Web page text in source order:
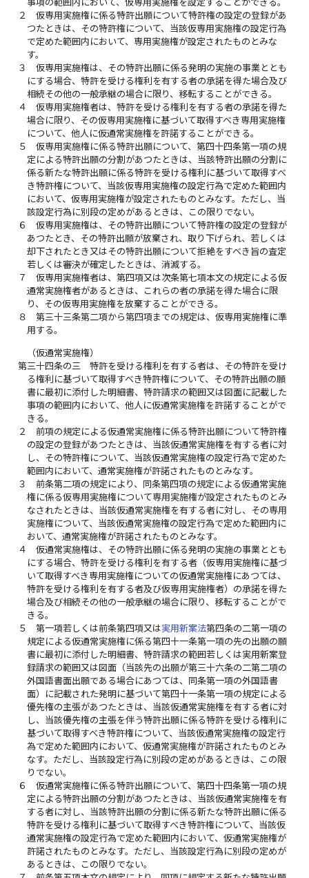
事項の範囲内において、仮専用実施権を設定することができる。
２
仮専用実施権に係る特許出願について特許権の設定の登録があ
つたときは、その特許権について、当該仮専用実施権の設定行為
で定めた範囲内において、専用実施権が設定されたものとみな
す。
３
仮専用実施権は、その特許出願に係る発明の実施の事業ととも
にする場合、特許を受ける権利を有する者の承諾を得た場合及び
相続その他の一般承継の場合に限り、移転することができる。
４
仮専用実施権者は、特許を受ける権利を有する者の承諾を得た
場合に限り、その仮専用実施権に基づいて取得すべき専用実施権
について、他人に仮通常実施権を許諾することができる。
５
仮専用実施権に係る特許出願について、第四十四条第一項の規
定による特許出願の分割があつたときは、当該特許出願の分割に
係る新たな特許出願に係る特許を受ける権利に基づいて取得すべ
き特許権について、当該仮専用実施権の設定行為で定めた範囲内
において、仮専用実施権が設定されたものとみなす。ただし、当
該設定行為に別段の定めがあるときは、この限りでない。
６
仮専用実施権は、その特許出願について特許権の設定の登録が
あつたとき、その特許出願が放棄され、取り下げられ、若しくは
却下されたとき又はその特許出願について拒絶をすべき旨の査定
若しくは審決が確定したときは、消滅する。
７
仮専用実施権者は、第四項又は次条第七項本文の規定による仮
通常実施権者があるときは、これらの者の承諾を得た場合に限
り、その仮専用実施権を放棄することができる。
８
第三十三条第二項から第四項までの規定は、仮専用実施権に準
用する。
（仮通常実施権）
第三十四条の三
特許を受ける権利を有する者は、その特許を受け
る権利に基づいて取得すべき特許権について、その特許出願の願
書に最初に添付した明細書、特許請求の範囲又は図面に記載した
事項の範囲内において、他人に仮通常実施権を許諾することがで
きる。
２
前項の規定による仮通常実施権に係る特許出願について特許権
の設定の登録があつたときは、当該仮通常実施権を有する者に対
し、その特許権について、当該仮通常実施権の設定行為で定めた
範囲内において、通常実施権が許諾されたものとみなす。
３
前条第二項の規定により、同条第四項の規定による仮通常実施
権に係る仮専用実施権について専用実施権が設定されたものとみ
なされたときは、当該仮通常実施権を有する者に対し、その専用
実施権について、当該仮通常実施権の設定行為で定めた範囲内に
おいて、通常実施権が許諾されたものとみなす。
４
仮通常実施権は、その特許出願に係る発明の実施の事業ととも
にする場合、特許を受ける権利を有する者（仮専用実施権に基づ
いて取得すべき専用実施権についての仮通常実施権にあつては、
特許を受ける権利を有する者及び仮専用実施権者）の承諾を得た
場合及び相続その他の一般承継の場合に限り、移転することがで
きる。
５
第一項若しくは前条第四項又は実用新案法第四条の二第一項の
規定による仮通常実施権に係る第四十一条第一項の先の出願の願
書に最初に添付した明細書、特許請求の範囲若しくは実用新案登
録請求の範囲又は図面（当該先の出願が第三十六条の二第二項の
外国語書面出願である場合にあつては、同条第一項の外国語書
面）に記載された発明に基づいて第四十一条第一項の規定による
優先権の主張があつたときは、当該仮通常実施権を有する者に対
し、当該優先権の主張を伴う特許出願に係る特許を受ける権利に
基づいて取得すべき特許権について、当該仮通常実施権の設定行
為で定めた範囲内において、仮通常実施権が許諾されたものとみ
なす。ただし、当該設定行為に別段の定めがあるときは、この限
りでない。
６
仮通常実施権に係る特許出願について、第四十四条第一項の規
定による特許出願の分割があつたときは、当該仮通常実施権を有
する者に対し、当該特許出願の分割に係る新たな特許出願に係る
特許を受ける権利に基づいて取得すべき特許権について、当該仮
通常実施権の設定行為で定めた範囲内において、仮通常実施権が
許諾されたものとみなす。ただし、当該設定行為に別段の定めが
あるときは、この限りでない。